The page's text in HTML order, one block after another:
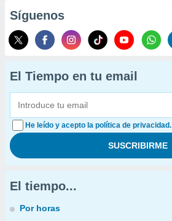
Síguenos
El Tiempo en tu email
He leído y acepto la política de privacidad.
El tiempo...
Por horas